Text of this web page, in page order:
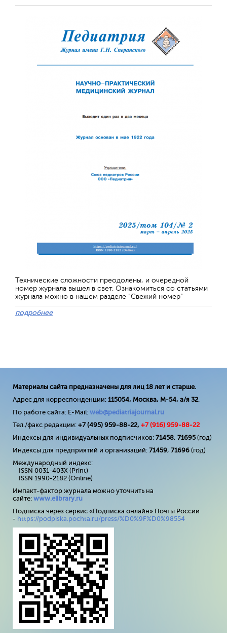
Технические сложности преодолены, и очередной
номер журнала вышел в свет. Ознакомиться со статьями
журнала можно в нашем разделе "Свежий номер"
подробнее
Материалы сайта предназначены для лиц 18 лет и старше.
Адрес для корреспонденции: 115054, Москва, М-54, а/я 32.
По работе сайта: E-Mail: web@pediatriajournal.ru
Тел./факс редакции: +7 (495) 959-88-22, +7 (916) 959-88-22
Индексы для индивидуальных подписчиков: 71458, 71695(год)
Индексы для предприятий и организаций: 71459, 71696 (год)
Международный индекс:
ISSN 0031-403X (Print)
ISSN 1990-2182 (Online)
Импакт-фактор журнала можно уточнить на
сайте: www.elibrary.ru
Подписка через сервис «Подписка онлайн» Почты России
- https://podpiska.pochta.ru/press/%D0%9F%D0%98554